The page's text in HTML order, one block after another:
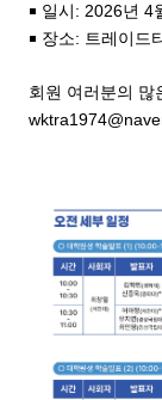
￭ 일시: 2026년 4
￭ 장소: 트레이드
회원 여러분의 많